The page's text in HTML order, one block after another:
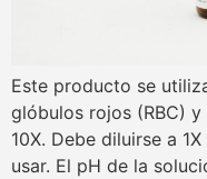
Este producto se
glóbulos rojos (RBC)
10X. Debe diluirse a
usar. El pH de la